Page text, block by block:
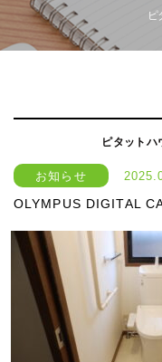
ピ
ピタットハ
お知らせ
OLYMPUS DIGITAL